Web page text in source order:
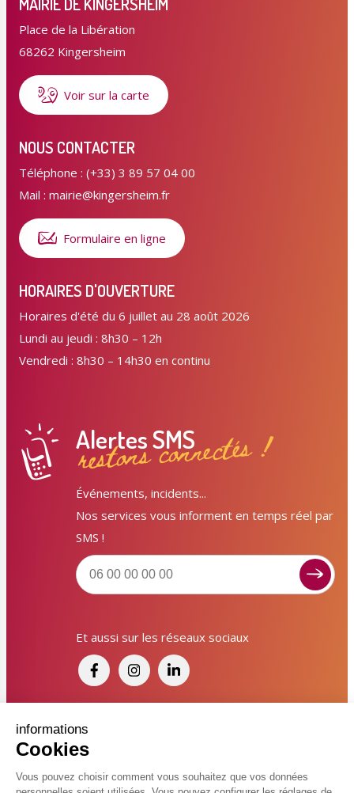
informations
Cookies
Vous pouvez choisir comment vous souhaitez que vos données
MAIRIE DE KINGERSHEIM
Place de la Libération
68262 Kingersheim
Voir sur la carte
NOUS CONTACTER
Téléphone : (+33) 3 89 57 04 00
Mail : mairie@kingersheim.fr
Formulaire en ligne
HORAIRES D'OUVERTURE
Horaires d'été du 6 juillet au 28 août 2026
Lundi au jeudi : 8h30 – 12h
Vendredi : 8h30 – 14h30 en continu
Alertes SMS
restons connectés !
Événements, incidents...
Nos services vous informent en temps réel par
SMS !
Et aussi sur les réseaux sociaux
Financé par France Relance et par l'Union
Européenne
Poser une question ? Participer ?
Cliquez ici pour interagir avec les services de votre
ville !